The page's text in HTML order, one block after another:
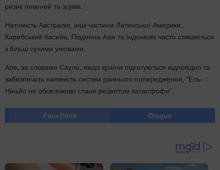
ризик повеней та зсувів.
Натомість Австралія, інші частини Латинської Америки,
Карибський басейн, Південна Азія та Індонезія часто стикаються
з більш сухими умовами.
Але, за словами Сауло, якщо країни підготуються відповідно та
забезпечать наявність систем раннього попередження, "Ель-
Ніньйо не обов’язково стане рецептом катастрофи".
FaceBook Disqus